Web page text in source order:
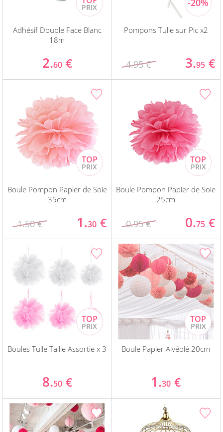
Adhésif Double Face Blanc
18m
2.60 €
Pompons Tulle sur Pic x2
4.95 € 3.95 €
Boule Pompon Papier de Soie
35cm
1.50 € 1.30 €
Boule Pompon Papier de Soie
25cm
0.95 € 0.75 €
Boules Tulle Taille Assortie x 3
8.50 €
Boule Papier Alvéolé 20cm
1.30 €